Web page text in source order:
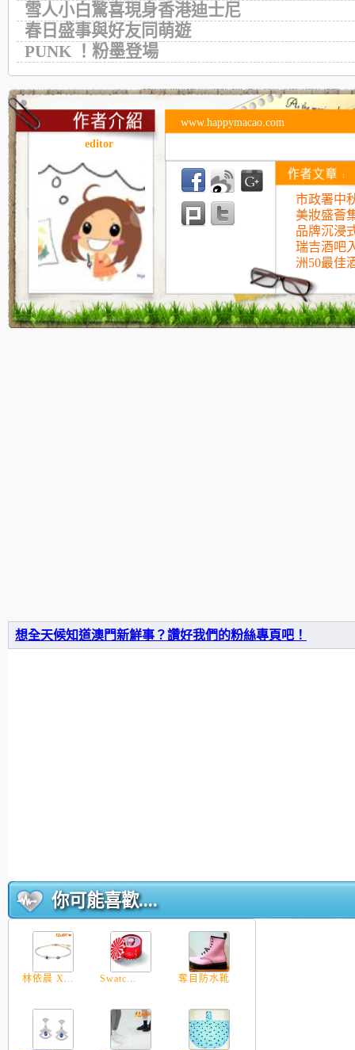
雪人小白驚喜現身香港迪士尼
春日盛事與好友同萌遊
PUNK ！粉墨登場
editor
www.happymacao.com
市政署中
美妝盛薈
品牌沉浸
瑞吉酒吧
洲50最佳
想全天候知道澳門新鮮事？讚好我們的粉絲專頁吧！
你可能喜歡....
林依晨 X... Swatc... 奪目防水靴